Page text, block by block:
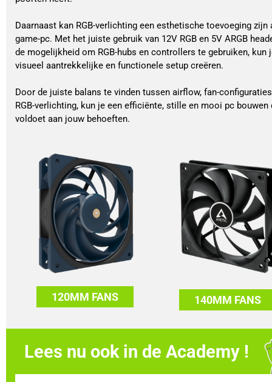
Daarnaast kan RGB-verlichting een esthetische toevoeging zijn
game-pc. Met het juiste gebruik van 12V RGB en 5V ARGB
de mogelijkheid om RGB-hubs en controllers te gebruiken, kun
visueel aantrekkelijke en functionele setup creëren.
Door de juiste balans te vinden tussen airflow, fan-
RGB-verlichting, kun je een efficiënte, stille en mooi pc bouwen
voldoet aan jouw behoeften.
120MM FANS 140MM FANS
Lees nu ook in de Academy !